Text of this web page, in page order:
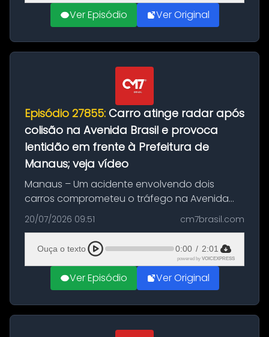
Ver Episódio Ver Original
Episódio 27855: Carro atinge radar após
colisão na Avenida Brasil e provoca
lentidão em frente à Prefeitura de
Manaus; veja vídeo
Manaus – Um acidente envolvendo dois
carros comprometeu o tráfego na Avenida
Brasil durante a manhã desta segunda-feira
(20), em frente ao complexo da Prefeitura de
Manaus, na Zona Oeste. A batida ter...
20/07/2026 09:51 cm7brasil.com
Ouça o texto 0:00 / 2:01
powered by VOICEXPRESS
Ver Episódio Ver Original